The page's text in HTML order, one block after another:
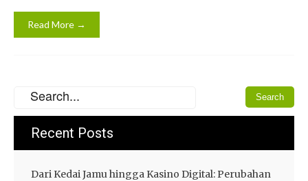
Read More →
Recent Posts
Dari Kedai Jamu hingga Kasino Digital: Perubahan